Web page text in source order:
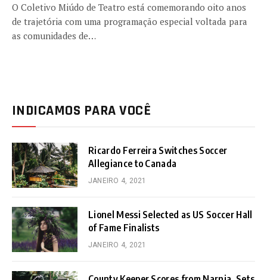
O Coletivo Miúdo de Teatro está comemorando oito anos
de trajetória com uma programação especial voltada para
as comunidades de…
INDICAMOS PARA VOCÊ
Ricardo Ferreira Switches Soccer
Allegiance to Canada
JANEIRO 4, 2021
Lionel Messi Selected as US Soccer Hall
of Fame Finalists
JANEIRO 4, 2021